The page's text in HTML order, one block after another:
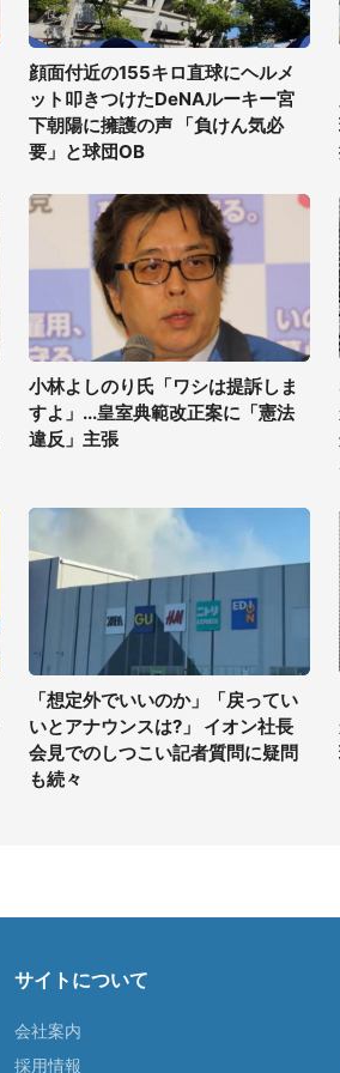
顔面付近の155キロ直球にヘルメ
ット叩きつけたDeNAルーキー宮
下朝陽に擁護の声 「負けん気必
要」と球団OB
小林よしのり氏「ワシは提訴しま
すよ」...皇室典範改正案に「憲法
違反」主張
「想定外でいいのか」「戻ってい
いとアナウンスは?」 イオン社長
会見でのしつこい記者質問に疑問
も続々
サイトについて
会社案内
採用情報